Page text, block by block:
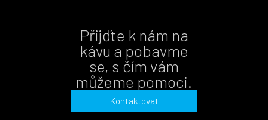
TVOŘÍME INFORMAČNÍ
I KOMPLEXNÍ SYSTÉMY NA
MÍRU.
Přijďte k nám na
kávu a pobavme
se, s čím vám
můžeme pomoci.
Kontaktovat